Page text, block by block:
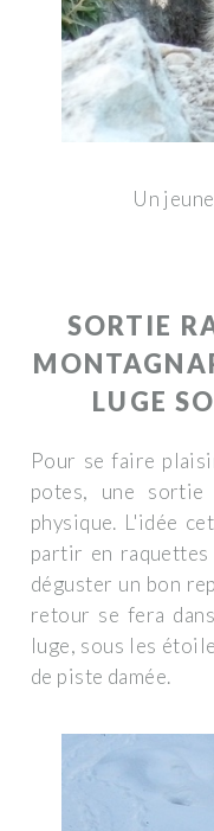
Un
SORTIE
LUGE
Pour se faire
potes, une sortie
physique. L'idée
partir en
déguster un bon
retour se fera
luge, sous les
de piste damée.